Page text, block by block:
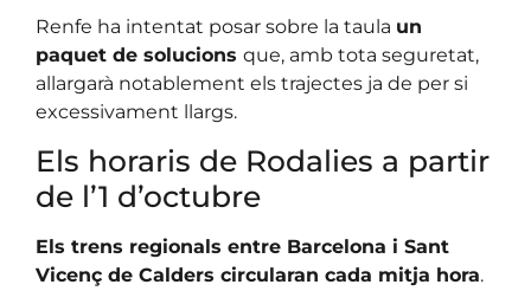
Renfe ha intentat posar sobre la taula un
paquet de solucions que, amb tota seguretat,
allargarà notablement els trajectes ja de per si
excessivament llargs.
Els horaris de Rodalies a partir
de l’1 d’octubre
Els trens regionals entre Barcelona i Sant
Vicenç de Calders circularan cada mitja hora.